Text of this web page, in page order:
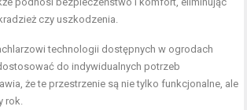
czy uszkodzenia.
technologii dostępnych w ogrodach
do indywidualnych potrzeb
że te przestrzenie są nie tylko funkcjonalne, ale
rok.